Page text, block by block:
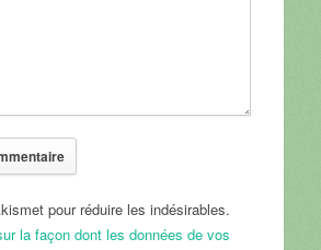
pour réduire les indésirables.
la façon dont les données de vos